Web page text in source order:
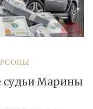
судьи Марины